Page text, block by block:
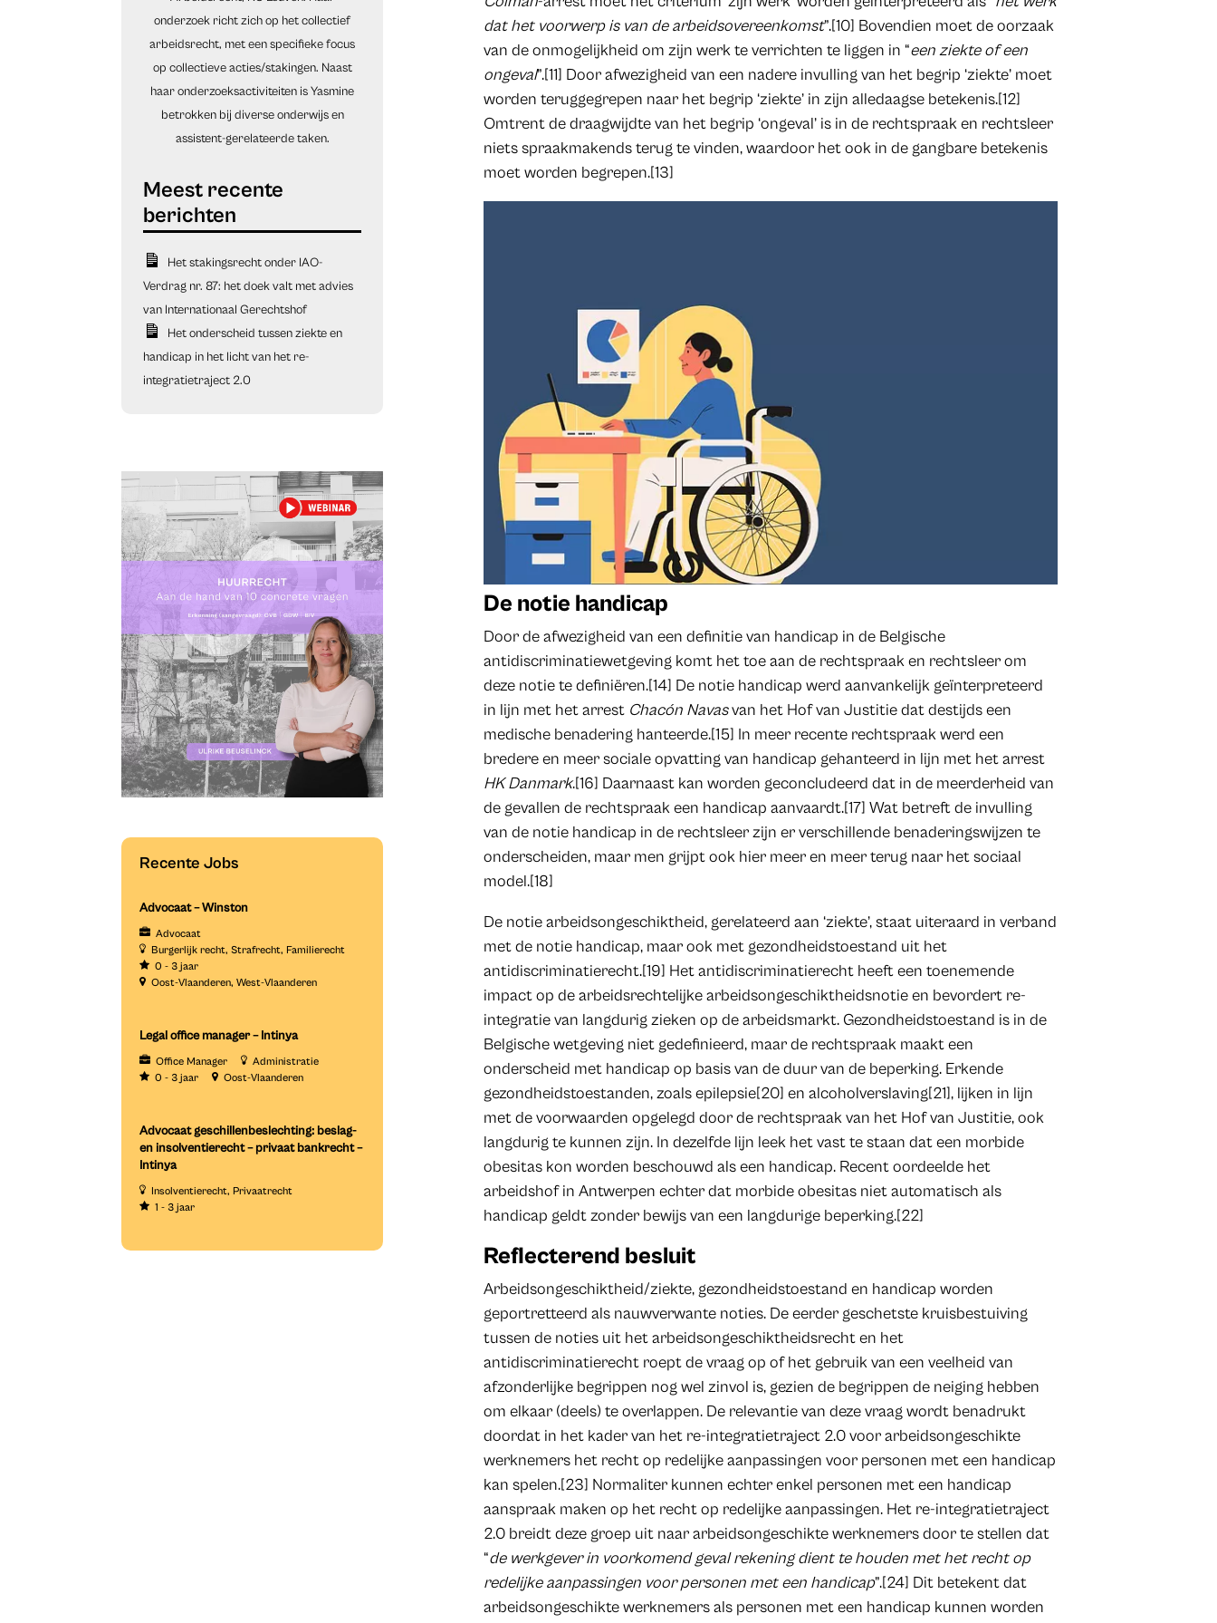
onderzoek richt zich op het collectief
arbeidsrecht, met een specifieke focus
op collectieve acties/stakingen. Naast
haar onderzoeksactiviteiten is Yasmine
betrokken bij diverse onderwijs en
assistent-gerelateerde taken.
Het stakingsrecht onder IAO-
Verdrag nr. 87: het doek valt met advies
van Internationaal Gerechtshof
Het onderscheid tussen ziekte en
handicap in het licht van het re-
integratietraject 2.0
Recente Jobs
Advocaat – Winston
Advocaat
Burgerlijk recht Strafrecht Familierecht
0 - 3 jaar
Oost-Vlaanderen West-Vlaanderen
Legal office manager – Intinya
Office Manager
Administratie
0 - 3 jaar
Oost-Vlaanderen
Advocaat geschillenbeslechting: beslag-
en insolventierecht – privaat bankrecht –
Intinya
Insolventierecht Privaatrecht
1 - 3 jaar
dat het voorwerp is van de arbeidsovereenkomst”.[10] Bovendien moet de oorzaak
van de onmogelijkheid om zijn werk te verrichten te liggen in “een ziekte of een
ongeval”.[11] Door afwezigheid van een nadere invulling van het begrip ‘ziekte’ moet
worden teruggegrepen naar het begrip ‘ziekte’ in zijn alledaagse betekenis.[12]
Omtrent de draagwijdte van het begrip ‘ongeval’ is in de rechtspraak en rechtsleer
niets spraakmakends terug te vinden, waardoor het ook in de gangbare betekenis
moet worden begrepen.[13]
De notie handicap
Door de afwezigheid van een definitie van handicap in de Belgische
antidiscriminatiewetgeving komt het toe aan de rechtspraak en rechtsleer om
deze notie te definiëren.[14] De notie handicap werd aanvankelijk geïnterpreteerd
in lijn met het arrest Chacón Navasvan het Hof van Justitie dat destijds een
medische benadering hanteerde.[15] In meer recente rechtspraak werd een
bredere en meer sociale opvatting van handicap gehanteerd in lijn met het arrest
HK Danmark.[16] Daarnaast kan worden geconcludeerd dat in de meerderheid van
de gevallen de rechtspraak een handicap aanvaardt.[17] Wat betreft de invulling
van de notie handicap in de rechtsleer zijn er verschillende benaderingswijzen te
onderscheiden, maar men grijpt ook hier meer en meer terug naar het sociaal
model.[18]
De notie arbeidsongeschiktheid, gerelateerd aan ‘ziekte’, staat uiteraard in verband
met de notie handicap, maar ook met gezondheidstoestand uit het
antidiscriminatierecht.[19] Het antidiscriminatierecht heeft een toenemende
impact op de arbeidsrechtelijke arbeidsongeschiktheidsnotie en bevordert re-
integratie van langdurig zieken op de arbeidsmarkt. Gezondheidstoestand is in de
Belgische wetgeving niet gedefinieerd, maar de rechtspraak maakt een
onderscheid met handicap op basis van de duur van de beperking. Erkende
gezondheidstoestanden, zoals epilepsie[20] en alcoholverslaving[21], lijken in lijn
met de voorwaarden opgelegd door de rechtspraak van het Hof van Justitie, ook
langdurig te kunnen zijn. In dezelfde lijn leek het vast te staan dat een morbide
obesitas kon worden beschouwd als een handicap. Recent oordeelde het
arbeidshof in Antwerpen echter dat morbide obesitas niet automatisch als
handicap geldt zonder bewijs van een langdurige beperking.[22]
Reflecterend besluit
Arbeidsongeschiktheid/ziekte, gezondheidstoestand en handicap worden
geportretteerd als nauwverwante noties. De eerder geschetste kruisbestuiving
tussen de noties uit het arbeidsongeschiktheidsrecht en het
antidiscriminatierecht roept de vraag op of het gebruik van een veelheid van
afzonderlijke begrippen nog wel zinvol is, gezien de begrippen de neiging hebben
om elkaar (deels) te overlappen. De relevantie van deze vraag wordt benadrukt
doordat in het kader van het re-integratietraject 2.0 voor arbeidsongeschikte
werknemers het recht op redelijke aanpassingen voor personen met een handicap
kan spelen.[23] Normaliter kunnen echter enkel personen met een handicap
aanspraak maken op het recht op redelijke aanpassingen. Het re-integratietraject
2.0 breidt deze groep uit naar arbeidsongeschikte werknemers door te stellen dat
“de werkgever in voorkomend geval rekening dient te houden met het recht op
redelijke aanpassingen voor personen met een handicap”.[24] Dit betekent dat
arbeidsongeschikte werknemers als personen met een handicap kunnen worden